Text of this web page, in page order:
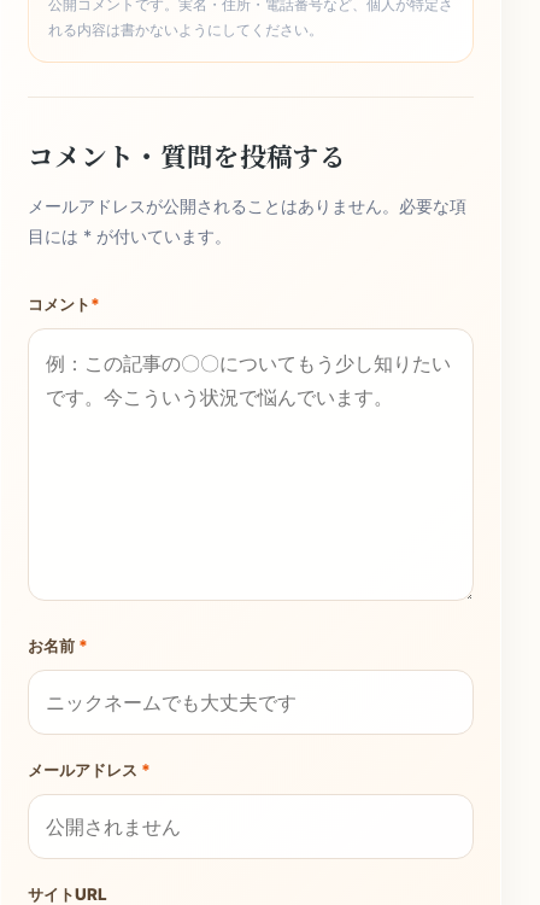
公開コメントです。実名・住所・電話番号など、個人が特定さ
れる内容は書かないようにしてください。
コメント・質問を投稿する
メールアドレスが公開されることはありません。必要な項
目には * が付いています。
コメント*
お名前 *
メールアドレス *
サイトURL